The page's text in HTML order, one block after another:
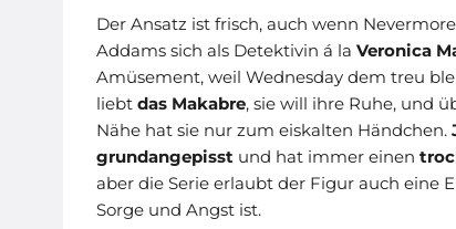
Der Ansatz ist frisch, auch wenn
Addams sich als Detektivin á la Veronica
Amüsement, weil Wednesday dem treu
liebt das Makabre, sie will ihre Ruhe, und
Nähe hat sie nur zum eiskalten Händchen.
grundangepisst und hat immer einen
aber die Serie erlaubt der Figur auch eine
Sorge und Angst ist.